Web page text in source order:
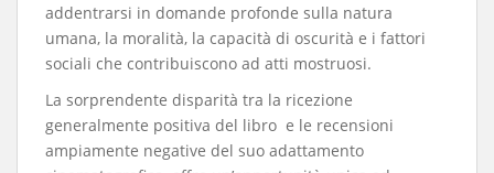
addentrarsi in domande profonde sulla natura
umana, la moralità, la capacità di oscurità e i fattori
sociali che contribuiscono ad atti mostruosi.
​La sorprendente disparità tra la ricezione
generalmente positiva del libro e le recensioni
ampiamente negative del suo adattamento